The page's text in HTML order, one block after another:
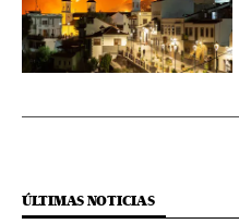
ÚLTIMAS NOTICIAS